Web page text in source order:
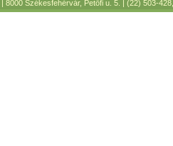
| 8000 Székesfehérvár, Petőfi u. 5. | (22) 503-